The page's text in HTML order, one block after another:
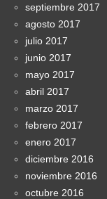
septiembre 2017
agosto 2017
julio 2017
junio 2017
mayo 2017
abril 2017
marzo 2017
febrero 2017
enero 2017
diciembre 2016
noviembre 2016
octubre 2016